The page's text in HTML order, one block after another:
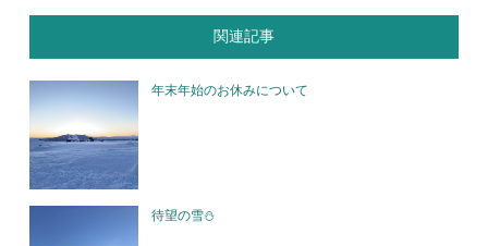
関連記事
年末年始のお休みについて
待望の雪⛄️